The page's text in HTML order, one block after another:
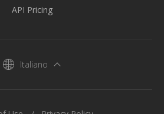
API Pricing
Italiano